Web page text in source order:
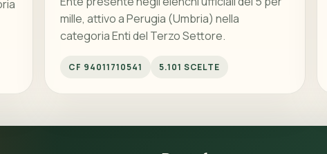
mille, attivo a Perugia (Umbria) nella
categoria Enti del Terzo Settore.
CF 94011710541 5.101 SCELTE